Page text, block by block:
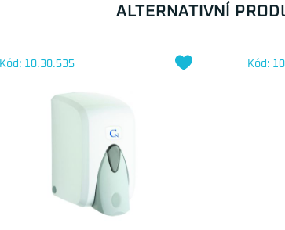
ALTERNATIVNÍ
Kód: 10.30.535 Kód: